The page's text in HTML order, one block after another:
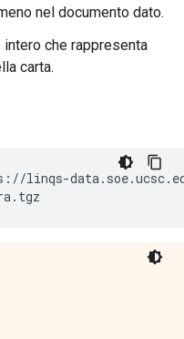
nel documento dato.
intero che rappresenta
carta.
://linqs-data. soe.ucsc.
. tgz